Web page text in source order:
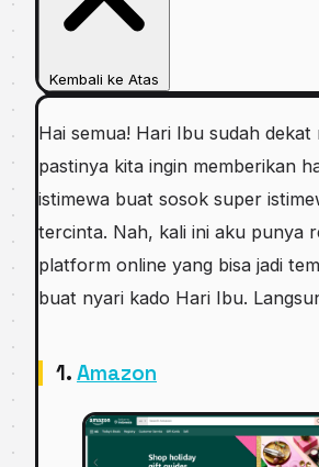
Kembali ke Atas
Hai semua! Hari Ibu sudah dekat
pastinya kita ingin memberikan
istimewa buat sosok super
tercinta. Nah, kali ini aku punya
platform online yang bisa jadi
buat nyari kado Hari Ibu.
1. Amazon